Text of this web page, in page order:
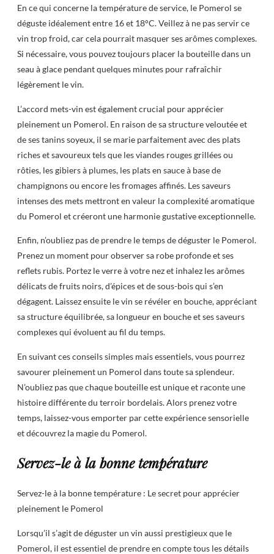
En ce qui concerne la température de service, le Pomerol se
déguste idéalement entre 16 et 18°C. Veillez à ne pas servir ce
vin trop froid, car cela pourrait masquer ses arômes complexes.
Si nécessaire, vous pouvez toujours placer la bouteille dans un
seau à glace pendant quelques minutes pour rafraîchir
légèrement le vin.
L’accord mets-vin est également crucial pour apprécier
pleinement un Pomerol. En raison de sa structure veloutée et
de ses tanins soyeux, il se marie parfaitement avec des plats
riches et savoureux tels que les viandes rouges grillées ou
rôties, les gibiers à plumes, les plats en sauce à base de
champignons ou encore les fromages affinés. Les saveurs
intenses des mets mettront en valeur la complexité aromatique
du Pomerol et créeront une harmonie gustative exceptionnelle.
Enfin, n’oubliez pas de prendre le temps de déguster le Pomerol.
Prenez un moment pour observer sa robe profonde et ses
reflets rubis. Portez le verre à votre nez et inhalez les arômes
délicats de fruits noirs, d’épices et de sous-bois qui s’en
dégagent. Laissez ensuite le vin se révéler en bouche, appréciant
sa structure équilibrée, sa longueur en bouche et ses saveurs
complexes qui évoluent au fil du temps.
En suivant ces conseils simples mais essentiels, vous pourrez
savourer pleinement un Pomerol dans toute sa splendeur.
N’oubliez pas que chaque bouteille est unique et raconte une
histoire différente du terroir bordelais. Alors prenez votre
temps, laissez-vous emporter par cette expérience sensorielle
et découvrez la magie du Pomerol.
Servez-le à la bonne température
Servez-le à la bonne température : Le secret pour apprécier
pleinement le Pomerol
Lorsqu’il s’agit de déguster un vin aussi prestigieux que le
Pomerol, il est essentiel de prendre en compte tous les détails